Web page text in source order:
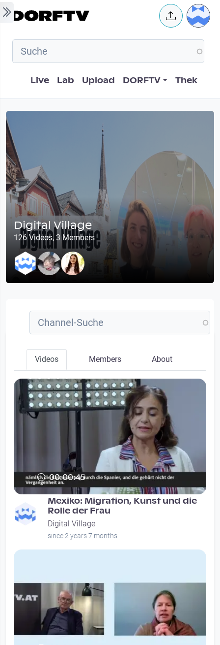
Skip to main content User
Hauptnavigation
Live Lab Upload DORFTV Thek
Digital Village
126 Videos, 3 Members
Videos Members About
00:00:45
Mexiko: Migration, Kunst und die
Rolle der Frau
Digital Village
since 2 years 7 months